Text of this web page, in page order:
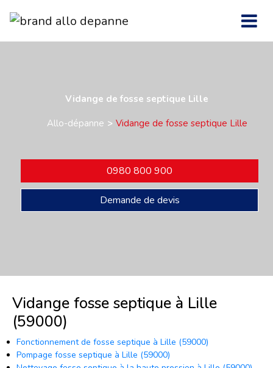
Vidange de fosse septique Lille
Allo-dépanne
Vidange de fosse septique Lille
0980 800 900
Demande de devis
Vidange fosse septique à Lille
(59000)
Fonctionnement de fosse septique à Lille (59000)
Pompage fosse septique à Lille (59000)